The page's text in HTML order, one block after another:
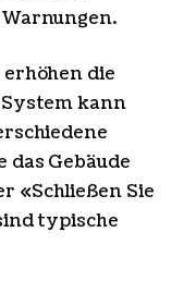
die
kann
das Gebäude
«Schließen Sie
typische